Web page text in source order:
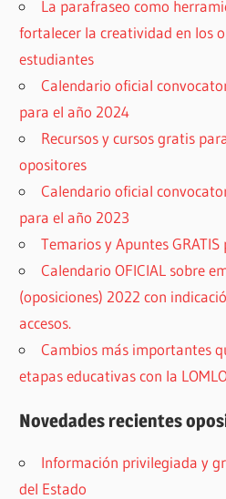
La parafraseo como
fortalecer la creatividad en los
estudiantes
Calendario oficial
para el año 2024
Recursos y cursos gratis
opositores
Calendario oficial
para el año 2023
Temarios y Apuntes
Calendario OFICIAL sobre
(oposiciones) 2022 con
accesos.
Cambios más importantes
etapas educativas con la
Novedades recientes
Información privilegiada y
del Estado